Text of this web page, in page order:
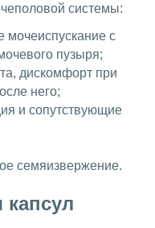
системы:
мочеиспускание с
пузыря;
дискомфорт при
него;
и сопутствующие
семяизвержение.